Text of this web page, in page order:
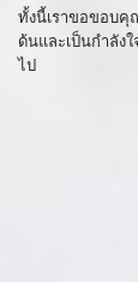
ทั้งนี้เราขอขอบ
ด้นและเป็นกำลัง
ไป